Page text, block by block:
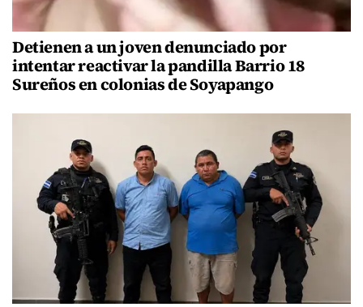
Detienen a un joven denunciado por
intentar reactivar la pandilla Barrio 18
Sureños en colonias de Soyapango